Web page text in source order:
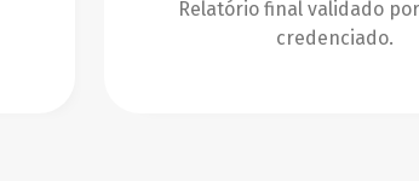
Relatório final validado
credenciado.